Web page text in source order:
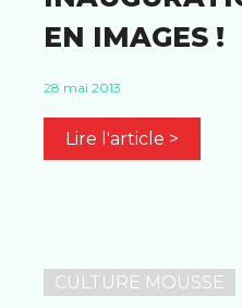
EN IMAGES !
28 mai 2013
Lire l'article >
CULTURE MOUSSE